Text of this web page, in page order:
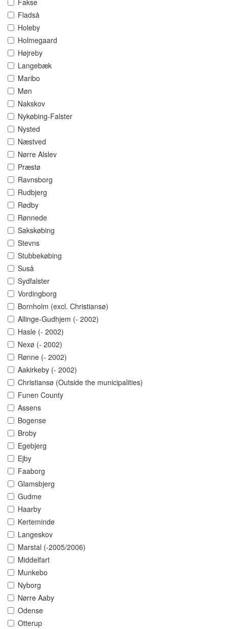
Fakse
Fladså
Holeby
Holmegaard
Højreby
Langebæk
Maribo
Møn
Nakskov
Nykøbing-Falster
Nysted
Næstved
Nørre Alslev
Præstø
Ravnsborg
Rudbjerg
Rødby
Rønnede
Sakskøbing
Stevns
Stubbekøbing
Suså
Sydfalster
Vordingborg
Bornholm (excl. Christiansø)
Allinge-Gudhjem (- 2002)
Hasle (- 2002)
Nexø (- 2002)
Rønne (- 2002)
Aakirkeby (- 2002)
Christiansø (Outside the municipalities)
Funen County
Assens
Bogense
Broby
Egebjerg
Ejby
Faaborg
Glamsbjerg
Gudme
Haarby
Kerteminde
Langeskov
Marstal (-2005/2006)
Middelfart
Munkebo
Nyborg
Nørre Aaby
Odense
Otterup